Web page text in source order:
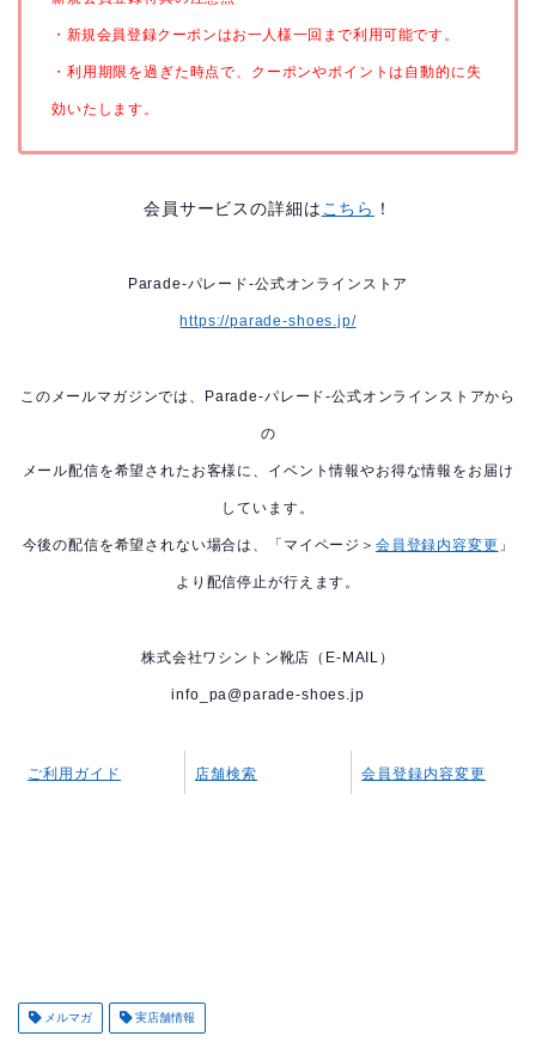
・新規会員登録クーポンはお一人様一回まで利用可能です。
・利用期限を過ぎた時点で、クーポンやポイントは自動的に失
効いたします。
会員サービスの詳細は こちら ！
Parade-パレード-公式オンラインストア
https://parade-shoes.jp/
このメールマガジンでは、Parade-パレード-公式オンラインストアから
の
メール配信を希望されたお客様に、イベント情報やお得な情報をお届け
しています。
今後の配信を希望されない場合は、「マイページ＞ 会員登録内容変更 」
より配信停止が行えます。
株式会社ワシントン靴店（E-MAIL）
info_pa@parade-shoes.jp
ご利用ガイド 店舗検索 会員登録内容変更
メルマガ 実店舗情報